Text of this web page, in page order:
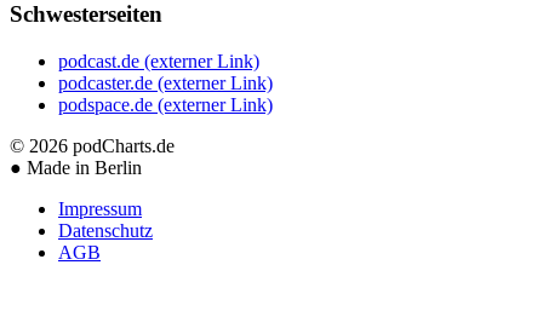
Schwesterseiten
podcast.de (externer Link)
podcaster.de (externer Link)
podspace.de (externer Link)
© 2026 podCharts.de
● Made in Berlin
Impressum
Datenschutz
AGB